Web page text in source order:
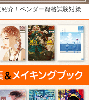
紹介！ベンダー資格試験対策…